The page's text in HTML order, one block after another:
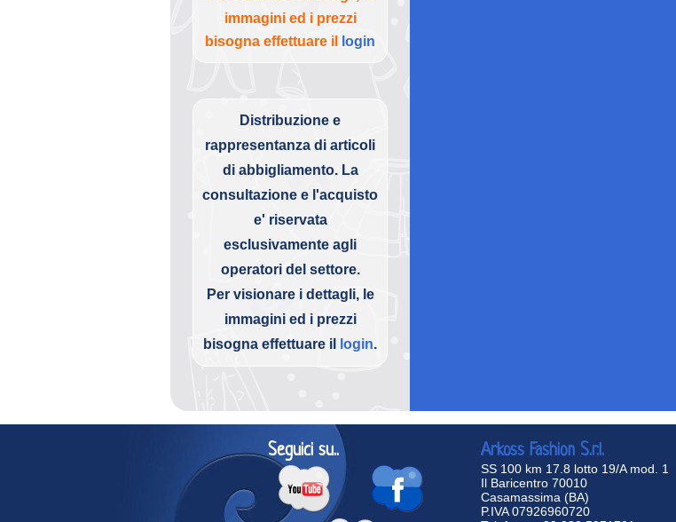
immagini ed i prezzi
bisogna effettuare il
login
Distribuzione e
rappresentanza di articoli
di abbigliamento. La
consultazione e l'acquisto
e' riservata
esclusivamente agli
operatori del settore.
Per visionare i dettagli, le
immagini ed i prezzi
bisogna effettuare il
login.
Seguici su.. Arkoss Fashion S.r.l.
SS 100 km 17.8 lotto 19/A mod. 1
Il Baricentro 70010
Casamassima (BA)
P.IVA 07926960720